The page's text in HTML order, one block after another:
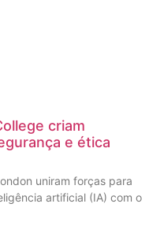
criam
e ética
uniram forças para
artificial (IA) com o